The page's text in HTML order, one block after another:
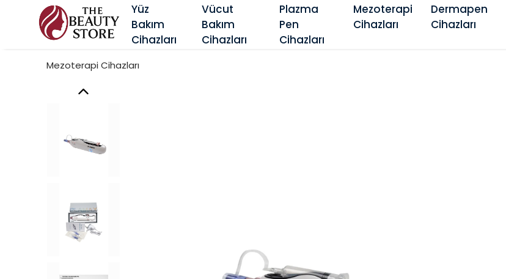
Yüz
Bakım
‎Cihazları
Vücut
Bakım
Cihazları
Plazma
Pen
Cihazları
Mezoterapi
Cihazları
Dermapen
Cihazları
Mezoterapi Cihazları